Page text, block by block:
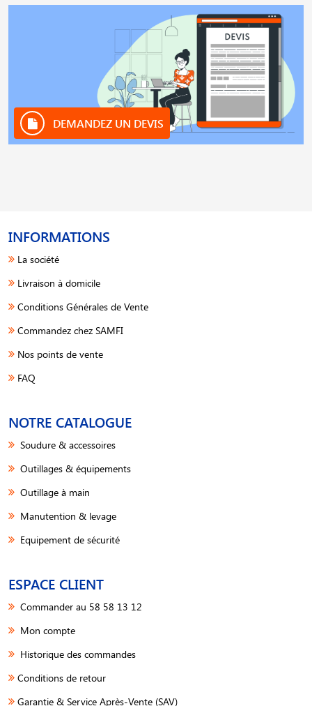
DEMANDEZ UN DEVIS
INFORMATIONS
La société
Livraison à domicile
Conditions Générales de Vente
Commandez chez SAMFI
Nos points de vente
FAQ
NOTRE CATALOGUE
Soudure & accessoires
Outillages & équipements
Outillage à main
Manutention & levage
Equipement de sécurité
ESPACE CLIENT
Commander au 58 58 13 12
Mon compte
Historique des commandes
Conditions de retour
Garantie & Service Après-Vente (SAV)